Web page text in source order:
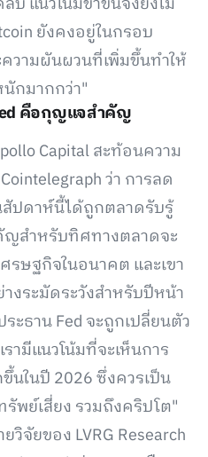
ยังคงอยู่ในกรอบ
วามผันผวนที่เพิ่มขึ้นทำให้
กมากกว่า"
คือกุญแจสำคัญ
Capital สะท้อนความ
ว่า การลด
สัปดาห์นี้ได้ถูกตลาดรับรู้
ญสำหรับทิศทางตลาดจะ
ษฐกิจในอนาคต และเขา
งระมัดระวังสำหรับปีหน้า
ะธาน Fed จะถูกเปลี่ยนตัว
ามีแนวโน้มที่จะเห็นการ
ในปี 2026 ซึ่งควรเป็น
พย์เสี่ยง รวมถึงคริปโต"
วิจัยของ LVRG Research